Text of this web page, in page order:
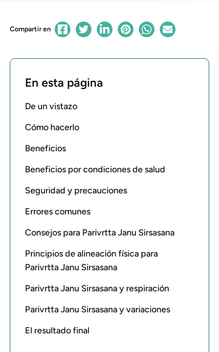
Compartir en
En esta página
De un vistazo
Cómo hacerlo
Beneficios
Beneficios por condiciones de salud
Seguridad y precauciones
Errores comunes
Consejos para Parivrtta Janu Sirsasana
Principios de alineación física para
Parivrtta Janu Sirsasana
Parivrtta Janu Sirsasana y respiración
Parivrtta Janu Sirsasana y variaciones
El resultado final